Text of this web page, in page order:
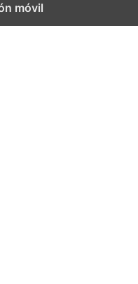
móvil